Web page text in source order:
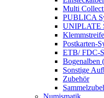
Multi Collect
PUBLICA
UNIPLATE
Postkarten-
ETB/ FDC-
Bogenalben
Sonstige
Zubehör
Numismatik